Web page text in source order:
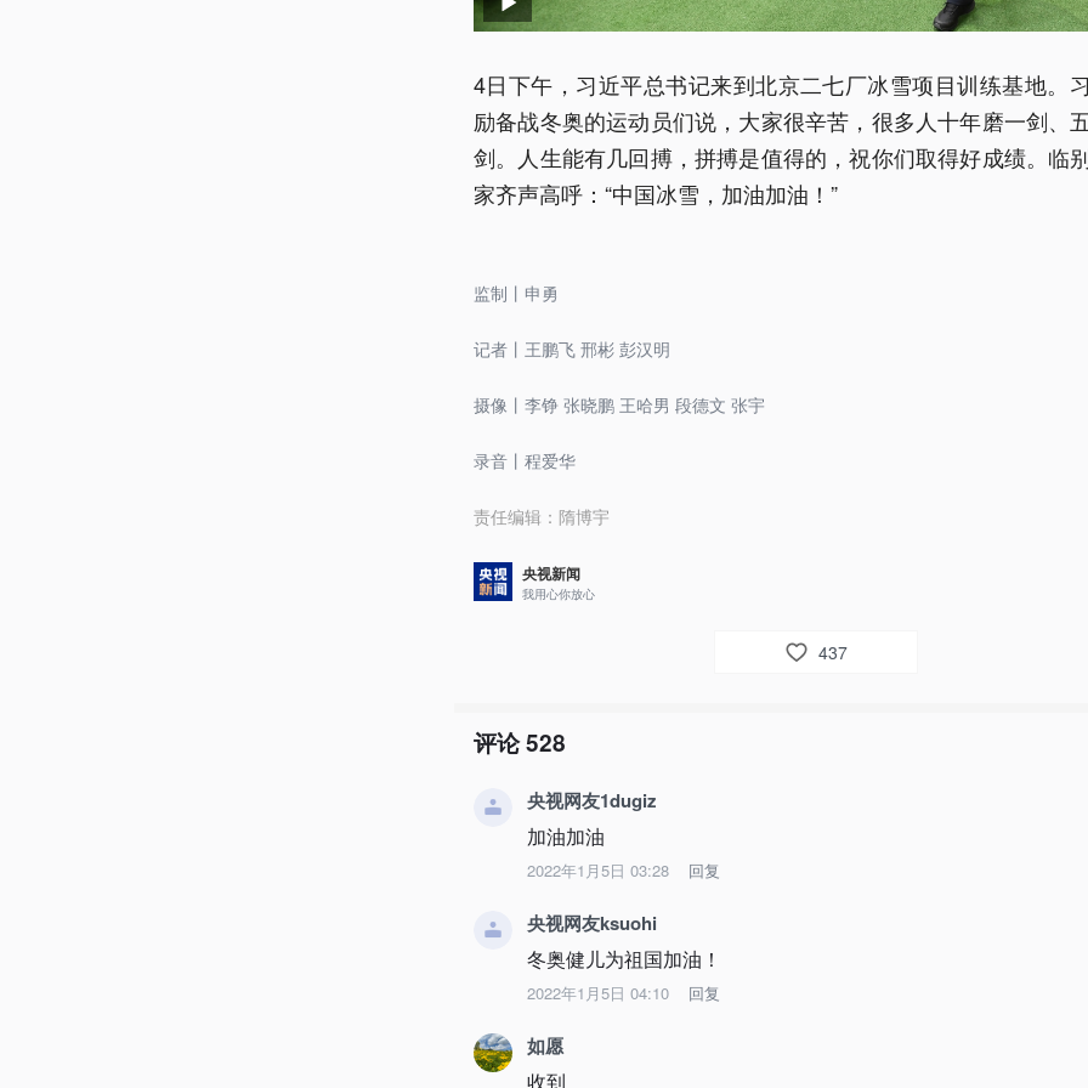
4日下午，习近平总书记来到北京二七厂冰雪项目训练基地。
励备战冬奥的运动员们说，大家很辛苦，很多人十年磨一剑、
剑。人生能有几回搏，拼搏是值得的，祝你们取得好成绩。临
家齐声高呼：“中国冰雪，加油加油！”
监制丨申勇
记者丨王鹏飞 邢彬 彭汉明
摄像丨李铮 张晓鹏 王哈男 段德文 张宇
录音丨程爱华
责任编辑： 隋博宇
央视新闻
我用心你放心
437
评论528
央视网友1dugiz
加油加油
2022年1月5日 03:28 回复
央视网友ksuohi
冬奥健儿为祖国加油！
2022年1月5日 04:10 回复
如愿
收到